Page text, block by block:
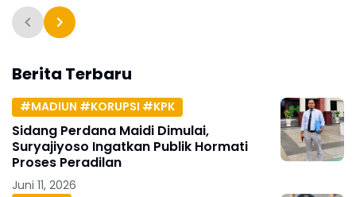
Berita Terbaru
#MADIUN #KORUPSI #KPK
Sidang Perdana Maidi Dimulai,
Suryajiyoso Ingatkan Publik Hormati
Proses Peradilan
Juni 11, 2026